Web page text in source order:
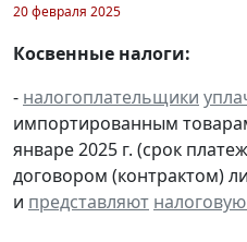
20 февраля 2025
Косвенные налоги:
- налогоплательщики
импортированным
январе 2025 г. (срок
договором (контрактом)
и представляют